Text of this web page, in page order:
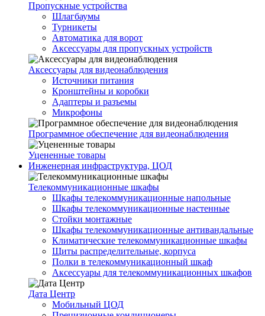
Пропускные устройства
Шлагбаумы
Турникеты
Автоматика для ворот
Аксессуары для пропускных устройств
Аксессуары для видеонаблюдения
Источники питания
Кронштейны и коробки
Адаптеры и разъемы
Микрофоны
Программное обеспечение для видеонаблюдения
Уцененные товары
Инженерная инфраструктура, ЦОД
Телекоммуникационные шкафы
Шкафы телекоммуникационные напольные
Шкафы телекоммуникационные настенные
Стойки монтажные
Шкафы телекоммуникационные антивандальные
Климатические телекоммуникационные шкафы
Щиты распределительные, корпуса
Полки в телекоммуникационный шкаф
Аксессуары для телекоммуникационных шкафов
Дата Центр
Мобильный ЦОД